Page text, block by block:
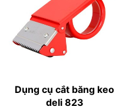
Dụng cụ cắt băng keo
deli 823